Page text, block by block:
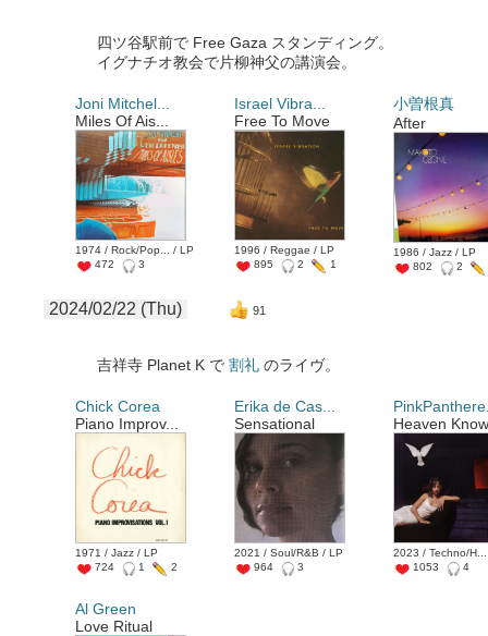
四ツ谷駅前で Free Gaza スタンディング。
イグナチオ教会で片柳神父の講演会。
Joni Mitchel...
Miles Of Ais...
1974 / Rock/Pop... / LP
472
3
Israel Vibra...
Free To Move
1996 / Reggae / LP
895
2 1
小曽根真
After
1986 / Jazz / LP
802
2
2024/02/22 (Thu) 91
吉祥寺 Planet K で割礼 のライヴ。
Chick Corea
Piano Improv...
1971 / Jazz / LP
724
1 2
Erika de Cas...
Sensational
2021 / Soul/R&B / LP
964
3
Heaven
2023 / Techno/
1053
4
Al Green
Love Ritual